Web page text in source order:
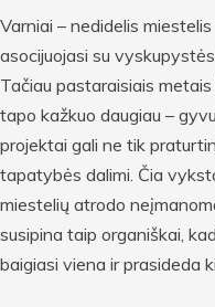
Varniai – nedidelis
asocijuojasi su
Tačiau pastaraisiais
tapo kažkuo daugiau –
projektai gali ne tik
tapatybės dalimi. Čia
miestelių atrodo
susipina taip organiškai,
baigiasi viena ir prasideda